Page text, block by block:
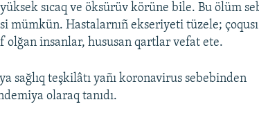
sıcaq ve öksürüv körüne bile. Bu ölüm
mümkün. Hastalarnıñ ekseriyeti tüzele; çoqusı
olğan insanlar, hususan qartlar vefat ete.
sağlıq teşkilâtı yañı koronavirus sebebinden
olaraq tanıdı.